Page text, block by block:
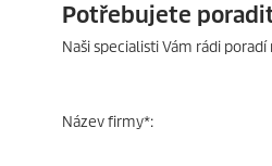
Potřebujete
Naši specialisti Vám rádi
Název firmy*: